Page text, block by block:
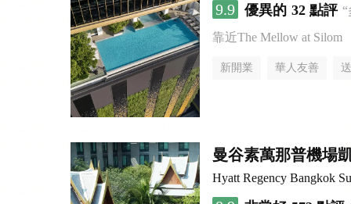
9.9 優異的 32 點評
靠近The Mellow at Silom
新開業 華人友善
曼谷素萬那普機場
Hyatt Regency Bangkok